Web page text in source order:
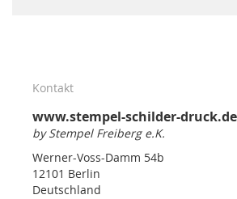
Kontakt
www.stempel-schilder-druck.de
by Stempel Freiberg e.K.
Werner-Voss-Damm 54b
12101 Berlin
Deutschland